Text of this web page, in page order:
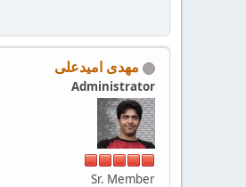
مهدی امیدعلی
Administrator
Sr. Member